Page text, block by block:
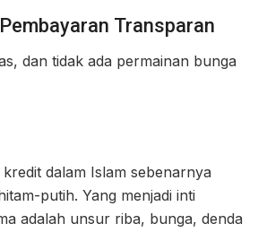
Transparan
dan tidak ada permainan bunga
dalam Islam sebenarnya
putih. Yang menjadi inti
adalah unsur riba, bunga, denda